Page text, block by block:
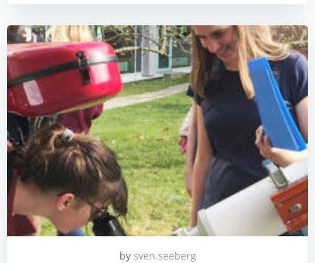
by sven.seeberg